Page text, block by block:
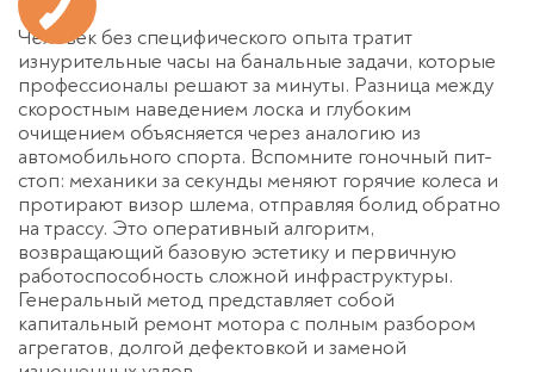
Человек без специфического опыта тратит
изнурительные часы на банальные задачи, которые
профессионалы решают за минуты. Разница между
скоростным наведением лоска и глубоким
очищением объясняется через аналогию из
автомобильного спорта. Вспомните гоночный пит-
стоп: механики за секунды меняют горячие колеса и
протирают визор шлема, отправляя болид обратно
на трассу. Это оперативный алгоритм,
возвращающий базовую эстетику и первичную
работоспособность сложной инфраструктуры.
Генеральный метод представляет собой
капитальный ремонт мотора с полным разбором
агрегатов, долгой дефектовкой и заменой